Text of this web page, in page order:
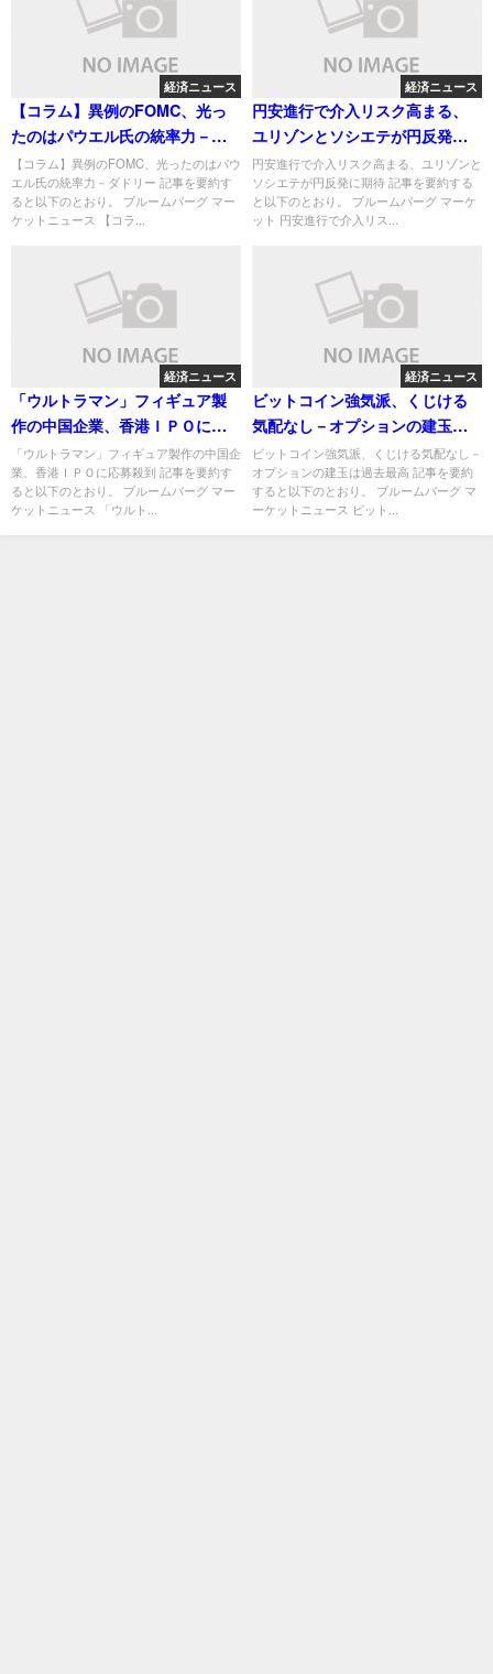
経済ニュース
【コラム】異例のFOMC、光っ
たのはパウエル氏の統率力－ダ
ドリー
【コラム】異例のFOMC、光ったのはパウ
エル氏の統率力－ダドリー 記事を要約す
ると以下のとおり。 ブルームバーグ マー
ケットニュース 【コラ...
経済ニュース
円安進行で介入リスク高まる、
ユリゾンとソシエテが円反発に
期待
円安進行で介入リスク高まる、ユリゾンと
ソシエテが円反発に期待 記事を要約する
と以下のとおり。 ブルームバーグ マーケ
ット 円安進行で介入リス...
経済ニュース
「ウルトラマン」フィギュア製
作の中国企業、香港ＩＰＯに応
募殺到
「ウルトラマン」フィギュア製作の中国企
業、香港ＩＰＯに応募殺到 記事を要約す
ると以下のとおり。 ブルームバーグ マー
ケットニュース 「ウルト...
経済ニュース
ビットコイン強気派、くじける
気配なし－オプションの建玉は
過去最高
ビットコイン強気派、くじける気配なし－
オプションの建玉は過去最高 記事を要約
すると以下のとおり。 ブルームバーグ マ
ーケットニュース ビット...